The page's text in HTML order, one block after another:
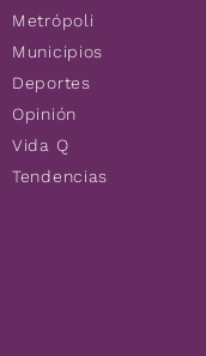
Metrópoli
Municipios
Deportes
Opinión
Vida Q
Tendencias